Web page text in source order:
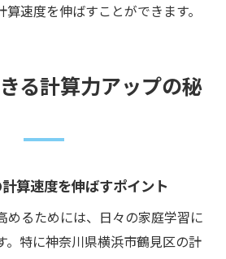
速度を伸ばすことができます。
る計算力アップの秘
算速度を伸ばすポイント
めるためには、日々の家庭学習に
。特に神奈川県横浜市鶴見区の計